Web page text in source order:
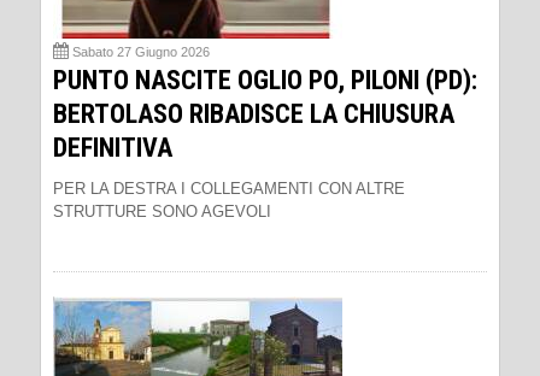
Sabato 27 Giugno 2026
PUNTO NASCITE OGLIO PO, PILONI (PD):
BERTOLASO RIBADISCE LA CHIUSURA
DEFINITIVA
PER LA DESTRA I COLLEGAMENTI CON ALTRE
STRUTTURE SONO AGEVOLI